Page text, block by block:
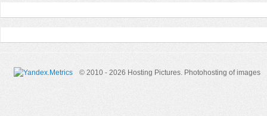
© 2010 - 2026 Hosting Pictures. Photohosting of images